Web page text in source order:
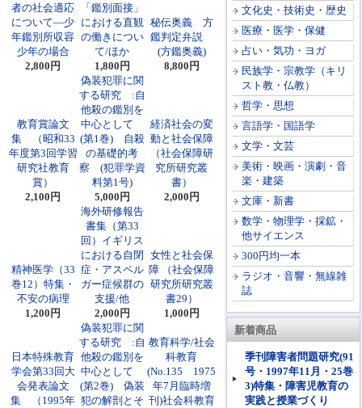
文化史・技術史・歴史
医療・医学・保健
占い・気功・ヨガ
民族学・宗教学（キリ
スト教・仏教）
哲学・思想
言語学・国語学
文学・文芸
美術・映画・演劇・音
楽・建築
文庫・新書
数学・物理学・採鉱・
他サイエンス
300円均一本
ラジオ・音響・無線雑
誌
新着商品
季刊障害者問題研究(91
号・1997年11月・25巻
3)特集・障害児教育の
実践と授業づくり
者の社会適応
について―少
年鑑別所収容
少年の場合
2,800円
「鑑別面接」
における直観
の働きについ
て/ほか
1,800円
秘伝奥義 方
鑑判定弁説
(方鑑奥義)
8,800円
教育賞論文
集 （昭和33
年度第3回学習
研究社教育
賞）
2,100円
偽装犯罪に関
する研究 :自
他殺の鑑別を
中心として
(第1巻) 自殺
の基礎的考
察 (犯罪学資
料第1号)
5,000円
経済社会の変
動と社会保障
（社会保障研
究所研究叢
書）
2,000円
精神医学（33
巻12）特集・
不安の病理
1,200円
海外研修報告
書集（第33
回）イギリス
における自閉
症・アスペル
ガー症候群の
支援/他
2,000円
女性と社会保
障 （社会保障
研究所研究叢
書29）
1,000円
日本特殊教育
学会第33回大
会発表論文
集 （1995年
偽装犯罪に関
する研究 :自
他殺の鑑別を
中心として
(第2巻) 偽装
犯の解剖とそ
教育科学/社会
科教育
(No.135 1975
年7月臨時増
刊)社会科教育